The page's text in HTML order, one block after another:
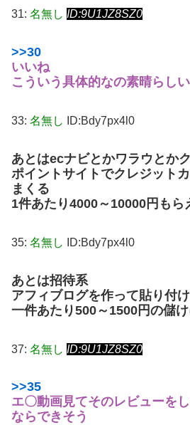
31: 名無し ID:9U1JZ8SZ0
>>30
いいね
こういう具体的なの素晴らしい
33: 名無し ID:Bdy7px4l0
あとはecナビとかワラウとか
ポイントサイトでクレジット
まくる
1件あたり4000～10000円もら
35: 名無し ID:Bdy7px4l0
あとは招待系
アフィブログを作って貼り付
一件あたり500～1500円の儲
37: 名無し ID:9U1JZ8SZ0
>>35
エ〇動画見てそのレビューを
ならできそう